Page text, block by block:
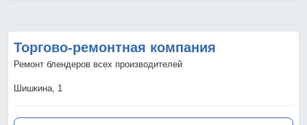
Торгово-ремонтная компания
Ремонт блендеров всех производителей
Шишкина, 1